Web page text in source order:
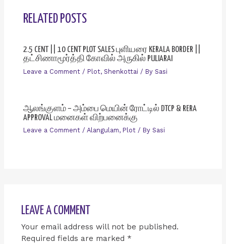
RELATED POSTS
2.5 CENT || 10 CENT PLOT SALES புளியரை KERALA BORDER ||
தட்சிணாமூர்த்தி கோவில் அருகில் PULIARAI
Leave a Comment / Plot, Shenkottai / By Sasi
ஆலங்குளம் – அம்பை மெயின் ரோட்டில் DTCP & RERA
APPROVAL மனைகள் விற்பனைக்கு
Leave a Comment / Alangulam, Plot/ By Sasi
LEAVE A COMMENT
Your email address will not be published.
Required fields are marked *